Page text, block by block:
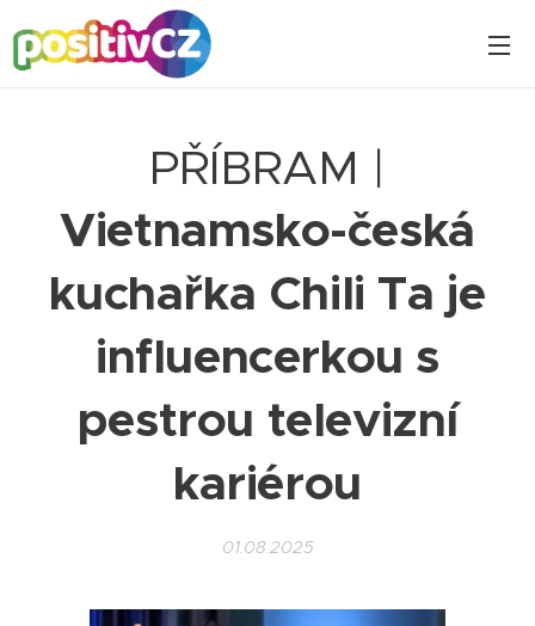
PŘÍBRAM |
Vietnamsko-česká
kuchařka Chili Ta je
influencerkou s
pestrou televizní
kariérou
01.08.2025